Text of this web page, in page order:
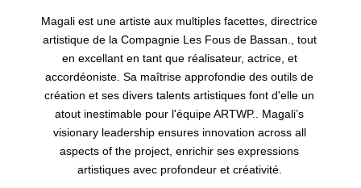
Magali est une artiste aux multiples facettes, directrice
artistique de la Compagnie Les Fous de Bassan., tout
en excellant en tant que réalisateur, actrice, et
accordéoniste. Sa maîtrise approfondie des outils de
création et ses divers talents artistiques font d'elle un
atout inestimable pour l'équipe ARTWP.. Magali’s
visionary leadership ensures innovation across all
aspects of the project , enrichir ses expressions
artistiques avec profondeur et créativité.